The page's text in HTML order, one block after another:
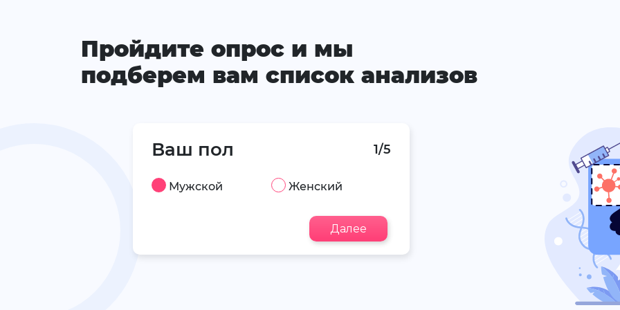
Пройдите опрос и мы
подберем вам список анализов
Ваш пол 1/5
Мужской Женский
Далее